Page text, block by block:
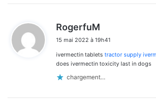
RogerfuM
t
:
15 mai 2022 à 19h41
ivermectin tablets tractor supply
does ivermectin toxicity last in dogs
chargement…